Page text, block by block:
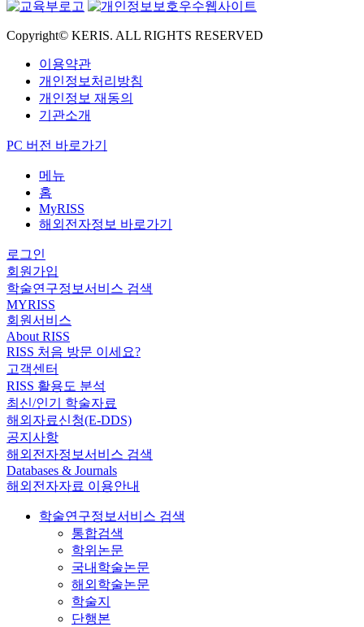
Copyright© KERIS. ALL RIGHTS RESERVED
이용약관
개인정보처리방침
개인정보 재동의
기관소개
PC 버전 바로가기
메뉴
홈
MyRISS
해외전자정보 바로가기
로그인
회원가입
학술연구정보서비스 검색
MYRISS
회원서비스
About RISS
RISS 처음 방문 이세요?
고객센터
RISS 활용도 분석
최신/인기 학술자료
해외자료신청(E-DDS)
공지사항
해외전자정보서비스 검색
Databases & Journals
해외전자자료 이용안내
학술연구정보서비스 검색
통합검색
학위논문
국내학술논문
해외학술논문
학술지
단행본